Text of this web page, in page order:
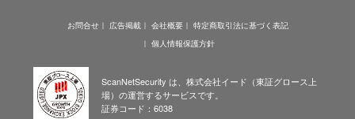
お問合せ 広告掲載 会社概要
特定商取引法に基づく表記
個人情報保護方針
ScanNetSecurity は、株式会社イード（東証グロース上
場）の運営するサービスです。
証券コード：6038